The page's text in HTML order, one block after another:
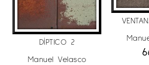
DÍPTICO 2
Manuel Velasco